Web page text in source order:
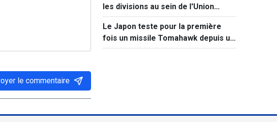
le commentaire
les divisions au sein de l'Union
européenne
Le Japon teste pour la première
fois un missile Tomahawk depuis un
destroyer